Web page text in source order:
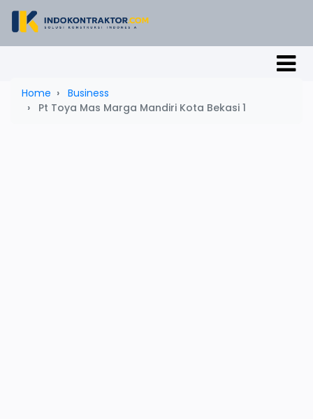
Home
Business
Pt Toya Mas Marga Mandiri Kota Bekasi 1